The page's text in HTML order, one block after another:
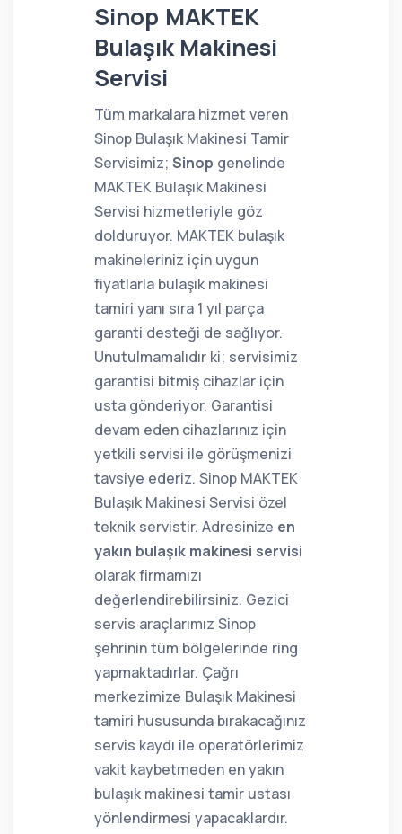
Sinop MAKTEK
Bulaşık Makinesi
Servisi
Tüm markalara hizmet veren
Sinop Bulaşık Makinesi Tamir
Servisimiz; Sinop genelinde
MAKTEK Bulaşık Makinesi
Servisi hizmetleriyle göz
dolduruyor. MAKTEK bulaşık
makineleriniz için uygun
fiyatlarla bulaşık makinesi
tamiri yanı sıra 1 yıl parça
garanti desteği de sağlıyor.
Unutulmamalıdır ki; servisimiz
garantisi bitmiş cihazlar için
usta gönderiyor. Garantisi
devam eden cihazlarınız için
yetkili servisi ile görüşmenizi
tavsiye ederiz. Sinop MAKTEK
Bulaşık Makinesi Servisi özel
teknik servistir. Adresinize en
yakın bulaşık makinesi servisi
olarak firmamızı
değerlendirebilirsiniz. Gezici
servis araçlarımız Sinop
şehrinin tüm bölgelerinde ring
yapmaktadırlar. Çağrı
merkezimize Bulaşık Makinesi
tamiri hususunda bırakacağınız
servis kaydı ile operatörlerimiz
vakit kaybetmeden en yakın
bulaşık makinesi tamir ustası
yönlendirmesi yapacaklardır.